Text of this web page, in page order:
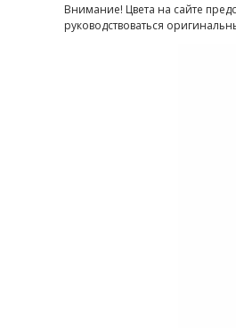
Внимание! Цвета на сайте
руководствоваться